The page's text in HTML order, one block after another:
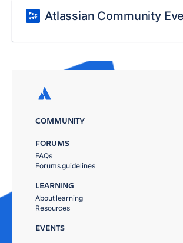
Atlassian Community
COMMUNITY
FORUMS
FAQs
Forums guidelines
LEARNING
About learning
Resources
EVENTS